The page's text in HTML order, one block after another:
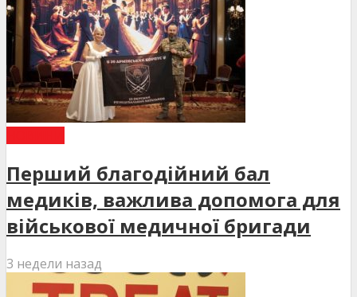
Перший благодійний бал
медиків, важлива допомога для
військової медичної бригади
3 недели назад